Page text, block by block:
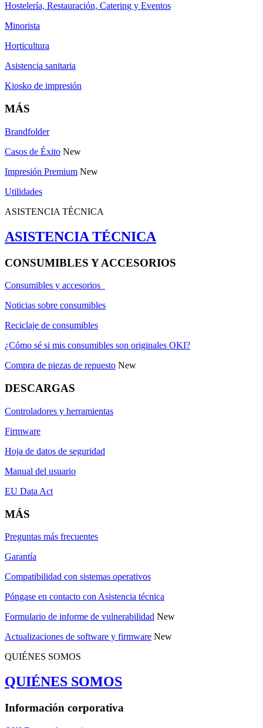
Hostelería, Restauración, Catering y Eventos
Minorista
Horticultura
Asistencia sanitaria
Kiosko de impresión
MÁS
Brandfolder
Casos de Éxito New
Impresión Premium New
Utilidades
ASISTENCIA TÉCNICA
ASISTENCIA TÉCNICA
CONSUMIBLES Y ACCESORIOS
Consumibles y accesorios
Noticias sobre consumibles
Reciclaje de consumibles
¿Cómo sé si mis consumibles son originales OKI?
Compra de piezas de repuesto New
DESCARGAS
Controladores y herramientas
Firmware
Hoja de datos de seguridad
Manual del usuario
EU Data Act
MÁS
Preguntas más frecuentes
Garantía
Compatibilidad con sistemas operativos
Póngase en contacto con Asistencia técnica
Formulario de informe de vulnerabilidad New
Actualizaciones de software y firmware New
QUIÉNES SOMOS
QUIÉNES SOMOS
Información corporativa